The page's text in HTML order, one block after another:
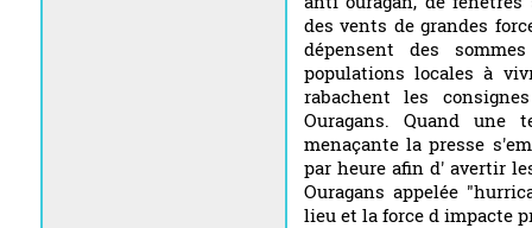
des vents de grandes
dépensent des
populations locales à
rabachent les
Ouragans. Quand une
menaçante la presse
par heure afin d' avertir
Ouragans appelée
lieu et la force d impacte